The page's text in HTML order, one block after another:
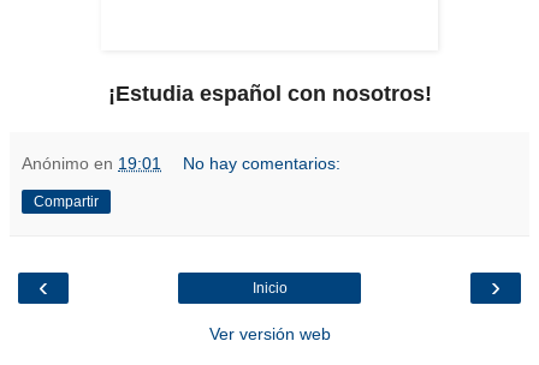
¡Estudia español con nosotros!
Anónimo en 19:01 No hay comentarios:
Compartir
‹ ›
Inicio
Ver versión web